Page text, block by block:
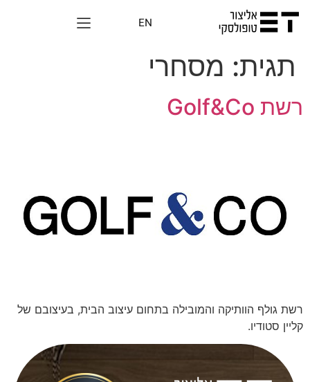
תגית: מסחרי
רשת Golf&Co
רשת גולף הוותיקה והמובילה בתחום עיצוב הבית, בעיצובם של
קליין סטודיו.